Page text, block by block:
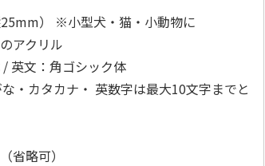
オリジナ
ャツ Sサイズ
アニメ『ジョジョの
奇妙な冒険 黄金の
風』CITY POP…
冒険 スターダスト
クルセイダース』
） ※小型犬・猫・小動物に
アクリル
英文：角ゴシック体
・カタカナ・ 英数字は最大10文字までと
省略可）